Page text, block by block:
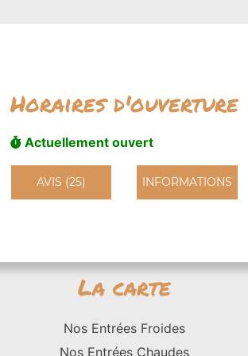
Horaires d'ouverture
Actuellement ouvert
AVIS (25) INFORMATIONS
La carte
Nos Entrées Froides
Nos Entrées Chaudes